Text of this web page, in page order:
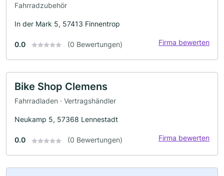
Fahrradzubehör
In der Mark 5, 57413 Finnentrop
0.0 (0 Bewertungen) Firma bewerten
Bike Shop Clemens
Fahrradladen · Vertragshändler
Neukamp 5, 57368 Lennestadt
0.0 (0 Bewertungen) Firma bewerten